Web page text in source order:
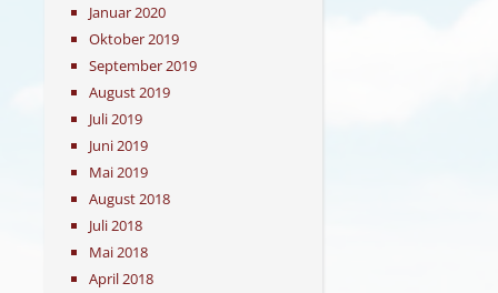
Januar 2020
Oktober 2019
September 2019
August 2019
Juli 2019
Juni 2019
Mai 2019
August 2018
Juli 2018
Mai 2018
April 2018